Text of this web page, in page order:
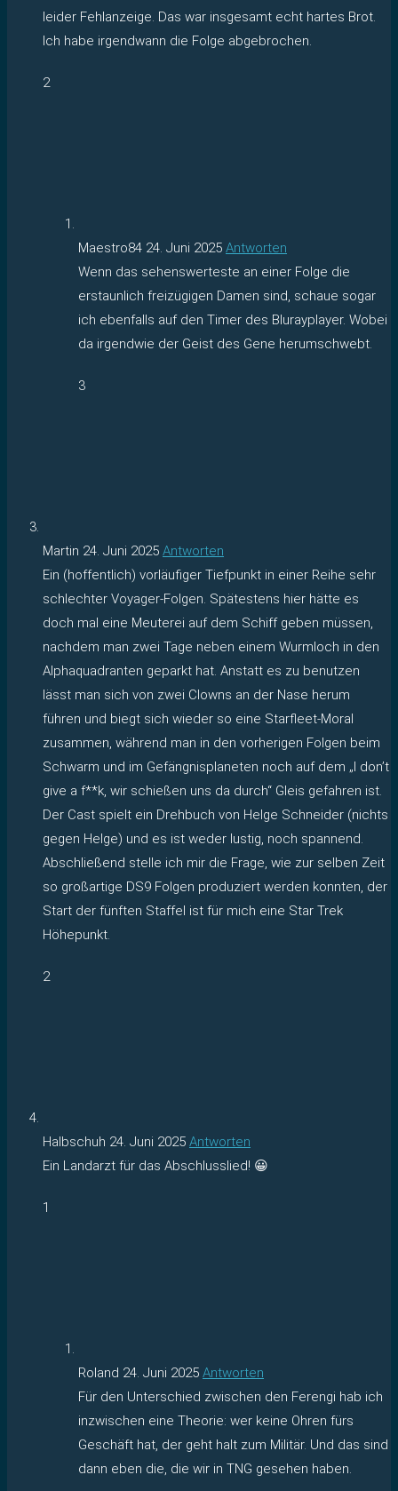
leider Fehlanzeige. Das war insgesamt echt hartes Brot.
Ich habe irgendwann die Folge abgebrochen.
2
Maestro84 24. Juni 2025 Antworten
Wenn das sehenswerteste an einer Folge die
erstaunlich freizügigen Damen sind, schaue sogar
ich ebenfalls auf den Timer des Blurayplayer. Wobei
da irgendwie der Geist des Gene herumschwebt.
3
Martin 24. Juni 2025 Antworten
Ein (hoffentlich) vorläufiger Tiefpunkt in einer Reihe sehr
schlechter Voyager-Folgen. Spätestens hier hätte es
doch mal eine Meuterei auf dem Schiff geben müssen,
nachdem man zwei Tage neben einem Wurmloch in den
Alphaquadranten geparkt hat. Anstatt es zu benutzen
lässt man sich von zwei Clowns an der Nase herum
führen und biegt sich wieder so eine Starfleet-Moral
zusammen, während man in den vorherigen Folgen beim
Schwarm und im Gefängnisplaneten noch auf dem „I don’t
give a f**k, wir schießen uns da durch“ Gleis gefahren ist.
Der Cast spielt ein Drehbuch von Helge Schneider (nichts
gegen Helge) und es ist weder lustig, noch spannend.
Abschließend stelle ich mir die Frage, wie zur selben Zeit
so großartige DS9 Folgen produziert werden konnten, der
Start der fünften Staffel ist für mich eine Star Trek
Höhepunkt.
2
Halbschuh 24. Juni 2025 Antworten
Ein Landarzt für das Abschlusslied! 😀
1
Roland 24. Juni 2025 Antworten
Für den Unterschied zwischen den Ferengi hab ich
inzwischen eine Theorie: wer keine Ohren fürs
Geschäft hat, der geht halt zum Militär. Und das sind
dann eben die, die wir in TNG gesehen haben.